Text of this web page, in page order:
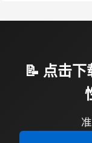
📝 点击